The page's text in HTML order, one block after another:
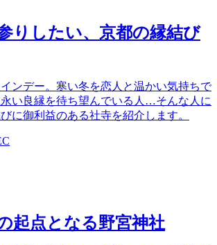
りしたい、京都の縁結び
ンデー。寒い冬を恋人と温かい気持ちで
い良縁を待ち望んでいる人…そんな人に
に御利益のある社寺を紹介します。
起点となる野宮神社